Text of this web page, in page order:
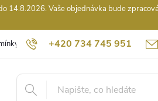
14.8.2026. Vaše objednávka bude
+420 734 745 951
Podmínky ochrany osobních údajů